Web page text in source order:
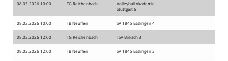
08.03.2026 10:00 TG Reichenbach
Volleyball Akademie
Stuttgart 6
08.03.2026 10:00 TB Neuffen SV 1845 Esslingen 4
08.03.2026 12:00 TG Reichenbach TSV Birkach 3
08.03.2026 12:00 TB Neuffen SV 1845 Esslingen 3